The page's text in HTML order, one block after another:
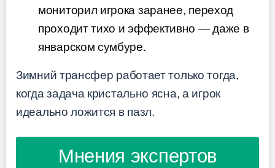
мониторил игрока заранее, переход
проходит тихо и эффективно — даже в
январском сумбуре.
Зимний трансфер работает только тогда,
когда задача кристально ясна, а игрок
идеально ложится в пазл.
Мнения экспертов